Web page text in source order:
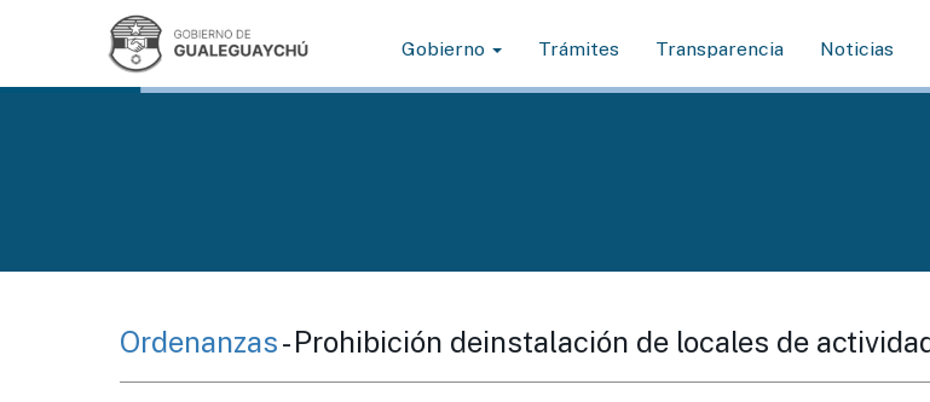
Gobierno Trámites Transparencia Noticias
Ordenanzas- Prohibición deinstalación de locales de